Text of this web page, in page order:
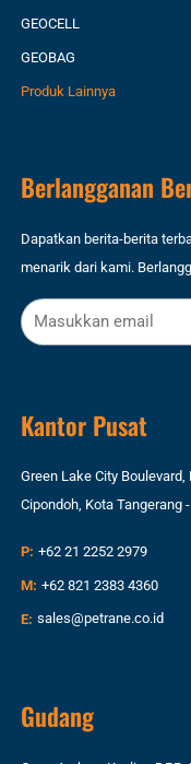
GEOCELL
GEOBAG
Produk Lainnya
Berlangganan
Dapatkan berita-berita
menarik dari kami.
Kantor Pusat
Green Lake City Boulevard,
Cipondoh, Kota Tangerang
P: +62 21 2252 2979
M: +62 821 2383 4360
E: sales@petrane.co.id
Gudang